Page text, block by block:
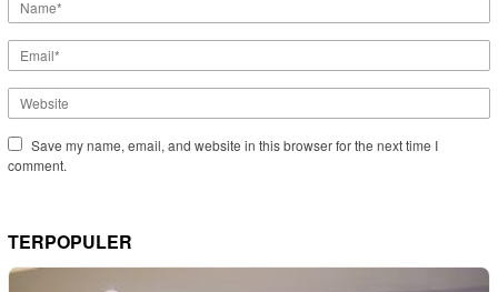
Save my name, email, and website in this browser for the next time I
comment.
TERPOPULER